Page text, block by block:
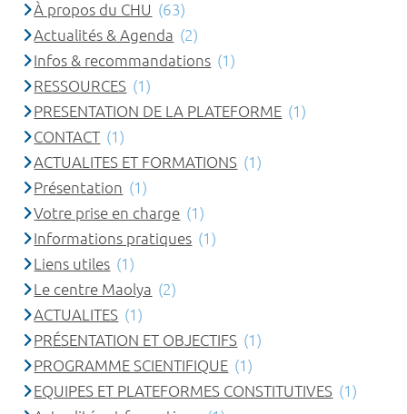
À propos du CHU (63)
Actualités & Agenda (2)
Infos & recommandations (1)
RESSOURCES (1)
PRESENTATION DE LA PLATEFORME (1)
CONTACT (1)
ACTUALITES ET FORMATIONS (1)
Présentation (1)
Votre prise en charge (1)
Informations pratiques (1)
Liens utiles (1)
Le centre Maolya (2)
ACTUALITES (1)
PRÉSENTATION ET OBJECTIFS (1)
PROGRAMME SCIENTIFIQUE (1)
EQUIPES ET PLATEFORMES CONSTITUTIVES (1)